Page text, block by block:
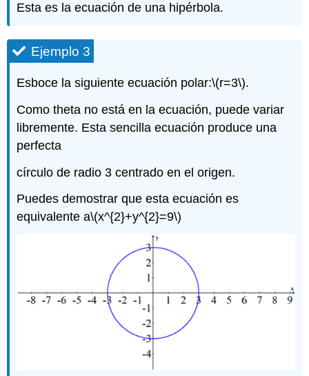
Esta es la ecuación de una hipérbola.
Ejemplo 3
Esboce la siguiente ecuación polar:\(r=3\).
Como theta no está en la ecuación, puede variar
libremente. Esta sencilla ecuación produce una
perfecta
círculo de radio 3 centrado en el origen.
Puedes demostrar que esta ecuación es
equivalente a\(x^{2}+y^{2}=9\)